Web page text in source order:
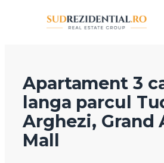
Apartament 3
langa parcul
Arghezi, Grand
Mall